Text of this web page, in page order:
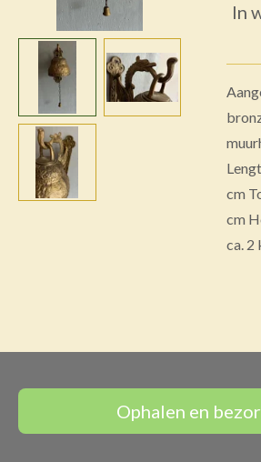
In
cm
cm
ca. 2
Ophalen en